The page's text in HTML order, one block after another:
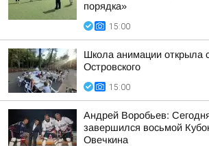
порядка»
15:00
Школа анимации открыла
Островского
15:00
Андрей Воробьев:
завершился восьмой
Овечкина